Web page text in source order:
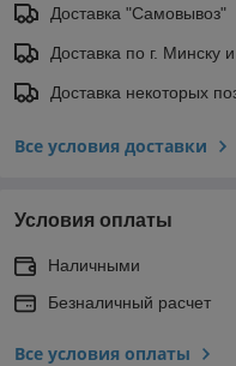
Доставка "Самовывоз"
Доставка по г. Минску
Доставка некоторых
Все условия доставки
Условия оплаты
Наличными
Безналичный расчет
Все условия оплаты